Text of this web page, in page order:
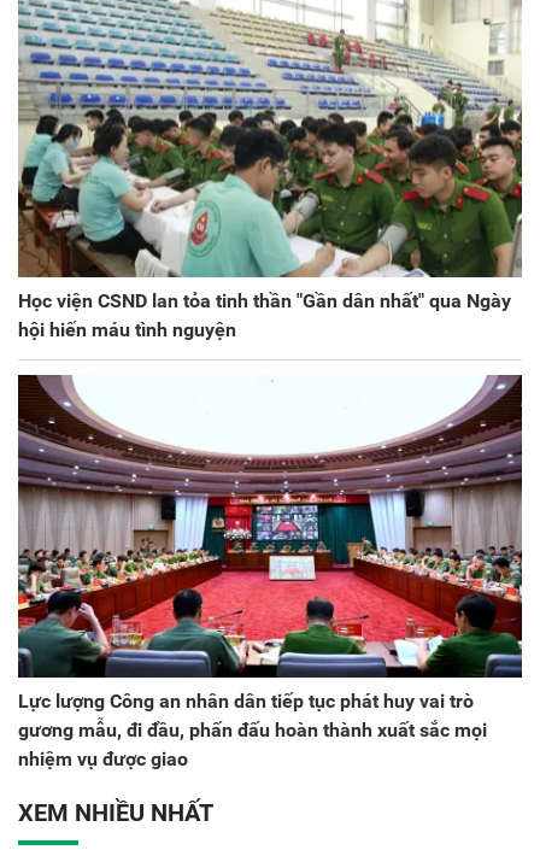
Học viện CSND lan tỏa tinh thần "Gần dân nhất" qua Ngày
hội hiến máu tình nguyện
Lực lượng Công an nhân dân tiếp tục phát huy vai trò
gương mẫu, đi đầu, phấn đấu hoàn thành xuất sắc mọi
nhiệm vụ được giao
XEM NHIỀU NHẤT